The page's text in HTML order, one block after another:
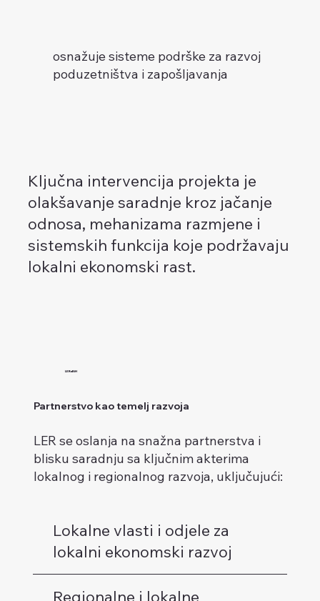
osnažuje sisteme podrške za razvoj
poduzetništva i zapošljavanja
Ključna intervencija projekta je
olakšavanje saradnje kroz jačanje
odnosa, mehanizama razmjene i
sistemskih funkcija koje podržavaju
lokalni ekonomski rast.
LERuBiH
Partnerstvo kao temelj razvoja
LER se oslanja na snažna partnerstva i
blisku saradnju sa ključnim akterima
lokalnog i regionalnog razvoja, uključujući:
Lokalne vlasti i odjele za
lokalni ekonomski razvoj
Regionalne i lokalne